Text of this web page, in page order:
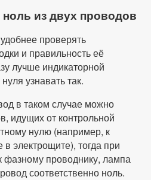
из двух проводов
проверять
и правильность её
лучше индикаторной
узнавать так.
в таком случае можно
идущих от контрольной
нулю (например, к
электрощите), тогда при
фазному проводнику, лампа
соответственно ноль.